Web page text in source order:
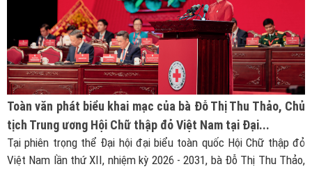
Toàn văn phát biểu khai mạc của bà Đỗ Thị Thu Thảo, Chủ
tịch Trung ương Hội Chữ thập đỏ Việt Nam tại Đại...
Tại phiên trọng thể Đại hội đại biểu toàn quốc Hội Chữ thập đỏ
Việt Nam lần thứ XII, nhiệm kỳ 2026 - 2031, bà Đỗ Thị Thu Thảo,